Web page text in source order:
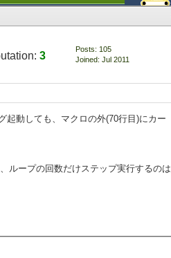
3
Posts: 105
Joined: Jul 2011
起動しても、マクロの外(70行目)にカー
ループの回数だけステップ実行するのは